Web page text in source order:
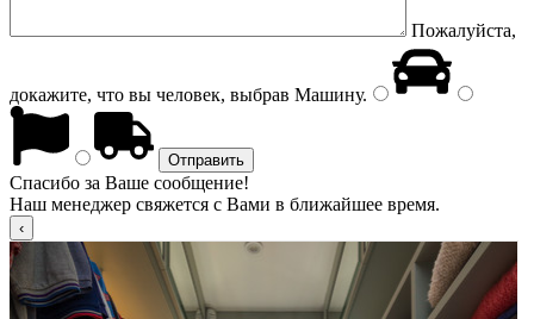
Пожалуйста,
докажите, что вы человек, выбрав Машину.
Спасибо за Ваше сообщение!
Наш менеджер свяжется с Вами в ближайшее время.